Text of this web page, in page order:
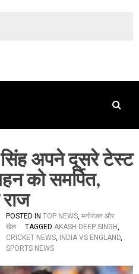
अपने दूसरे टेस्ट
को समर्पित,
POSTED IN TOP NEWS, मनोरंजन और
खेल
TAGGED AKASH DEEP SINGH,
CRICKET NEWS, INDIA VS ENGLAND,
SPORTS NEWS